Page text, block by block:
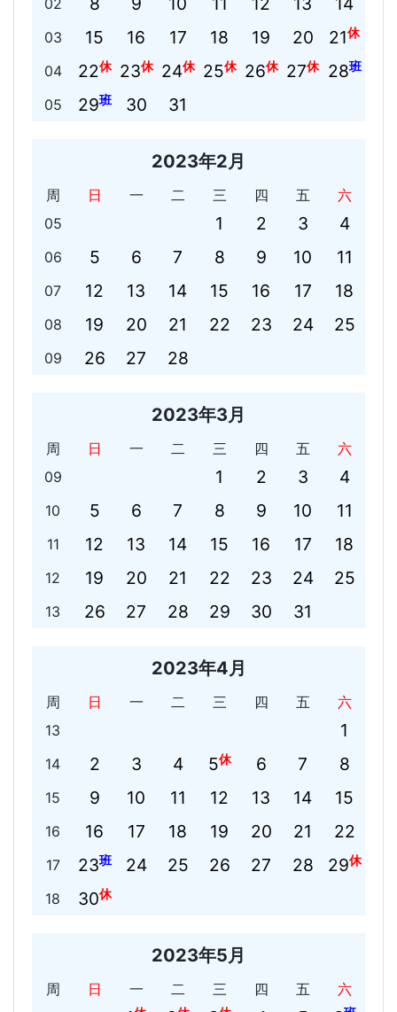
02
03 15 16 17 18 19 20 21休
04 22休 23休 24休 25休 26休 27休 28班
05 29班 30 31
2023年2月
周 日 一 二 三 四 五
六
05
1 2 3 4
06 5 6 7 8 9 10 11
07 12 13 14 15 16 17 18
08 19 20 21 22 23 24 25
09 26 27 28
2023年3月
周 日 一 二 三 四 五
六
09
1 2 3 4
10 5 6 7 8 9 10 11
11 12 13 14 15 16 17 18
12 19 20 21 22 23 24 25
13 26 27 28 29 30 31
2023年4月
周 日 一 二 三 四 五
六
13
1
14 2 3 4 5休 6 7 8
15 9 10 11 12 13 14 15
16 16 17 18 19 20 21 22
17 23班 24 25 26 27 28 29休
18 30休
2023年5月
周 日 一 二 三 四 五
六